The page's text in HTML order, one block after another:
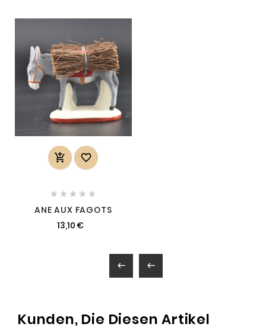
 
    
ANE AUX FAGOTS
13,10 €
 
Kunden, Die Diesen Artikel